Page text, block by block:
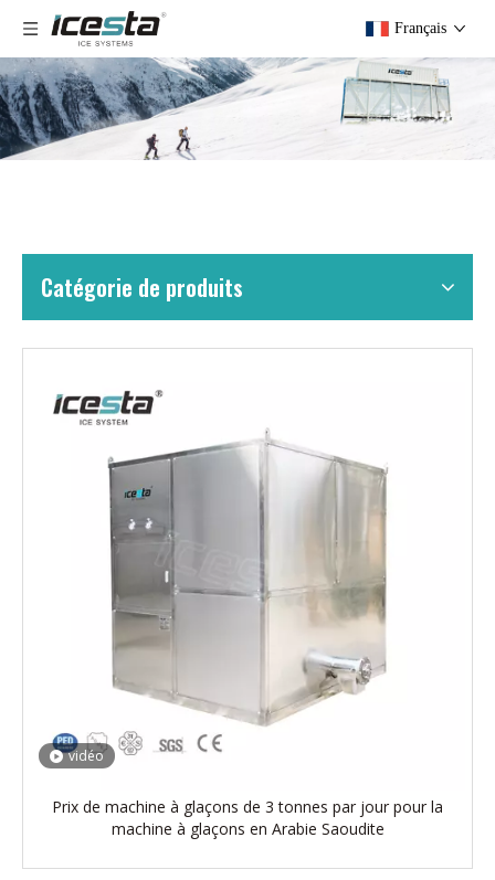
Français
Catégorie de produits
vidéo
Prix ​​de machine à glaçons de 3 tonnes par jour pour la
machine à glaçons en Arabie Saoudite